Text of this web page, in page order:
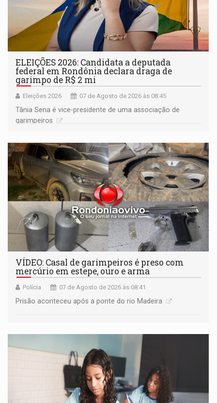
ELEIÇÕES 2026: Candidata a deputada
federal em Rondônia declara draga de
garimpo de R$ 2 mi
Eleições 2026 07 de Agosto de 2026 às 08:45
Tânia Sena é vice-presidente de uma associação de
garimpeiros
VÍDEO: Casal de garimpeiros é preso com
mercúrio em estepe, ouro e arma
Polícia 07 de Agosto de 2026 às 08:41
Prisão aconteceu após a ponte do rio Madeira